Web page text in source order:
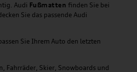
Audi Fußmatten finden Sie bei
Sie das passende Audi
Sie Ihrem Auto den letzten
Fahrräder, Skier, Snowboards und